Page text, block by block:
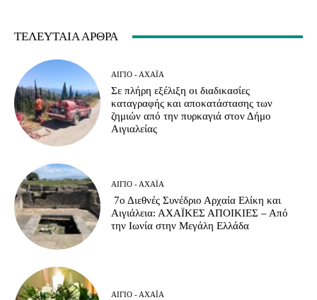
ΤΕΛΕΥΤΑΊΑ ΆΡΘΡΑ
ΑΊΓΙΟ - ΑΧΑΪ́Α
Σε πλήρη εξέλιξη οι διαδικασίες
καταγραφής και αποκατάστασης των
ζημιών από την πυρκαγιά στον Δήμο
Αιγιαλείας
ΑΊΓΙΟ - ΑΧΑΪ́Α
7ο Διεθνές Συνέδριο Αρχαία Ελίκη και
Αιγιάλεια: ΑΧΑΪΚΕΣ ΑΠΟΙΚΙΕΣ – Από
την Ιωνία στην Μεγάλη Ελλάδα
ΑΊΓΙΟ - ΑΧΑΪ́Α